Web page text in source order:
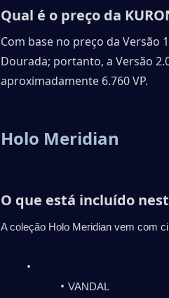
Qual é o preço da
Com base no preço da Versão
Dourada; portanto, a Versão
aproximadamente 6.760 VP.
Holo Meridian
O que está incluído
A coleção Holo Meridian vem com
VANDAL